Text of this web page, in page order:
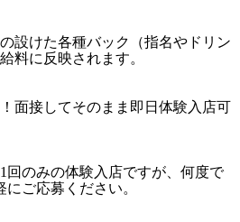
設けた各種バック（指名やドリン
料に反映されます。
面接してそのまま即日体験入店可
回のみの体験入店ですが、何度で
ご応募ください。